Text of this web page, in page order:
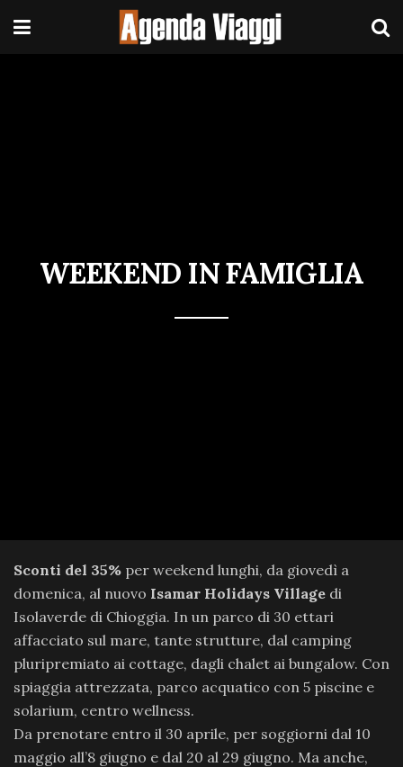
WEEKEND IN FAMIGLIA
Sconti del 35% per weekend lunghi, da giovedì a
domenica, al nuovo Isamar Holidays Village di
Isolaverde di Chioggia. In un parco di 30 ettari
affacciato sul mare, tante strutture, dal camping
pluripremiato ai cottage, dagli chalet ai bungalow. Con
spiaggia attrezzata, parco acquatico con 5 piscine e
solarium, centro wellness.
Da prenotare entro il 30 aprile, per soggiorni dal 10
maggio all’8 giugno e dal 20 al 29 giugno. Ma anche,